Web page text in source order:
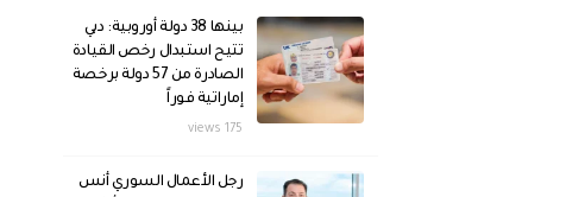
بينها 38 دولة أوروبية: دبي
تتيح استبدال رخص القيادة
الصادرة من 57 دولة برخصة
إماراتية فوراً
175 views
رجل الأعمال السوري أنس